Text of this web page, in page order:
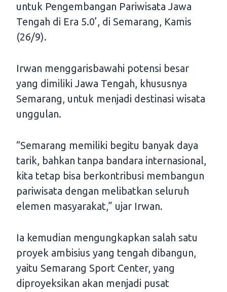
untuk Pengembangan Pariwisata Jawa
Tengah di Era 5.0’, di Semarang, Kamis
(26/9).
Irwan menggarisbawahi potensi besar
yang dimiliki Jawa Tengah, khususnya
Semarang, untuk menjadi destinasi wisata
unggulan.
“Semarang memiliki begitu banyak daya
tarik, bahkan tanpa bandara internasional,
kita tetap bisa berkontribusi membangun
pariwisata dengan melibatkan seluruh
elemen masyarakat,” ujar Irwan.
Ia kemudian mengungkapkan salah satu
proyek ambisius yang tengah dibangun,
yaitu Semarang Sport Center, yang
diproyeksikan akan menjadi pusat